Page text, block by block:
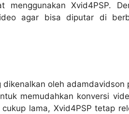
Xvid4PSP.
agar bisa diputar di
oleh adamdavidson
memudahkan konversi
lama, Xvid4PSP tetap